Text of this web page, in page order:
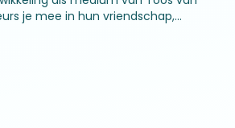
je mee in hun vriendschap,...